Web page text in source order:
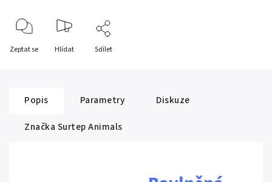
Zeptat se Hlídat Sdílet
Popis Parametry
Diskuze
Značka Surtep Animals